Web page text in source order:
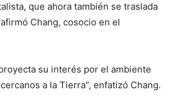
que ahora también se traslada
Chang, cosocio en el
su interés por el ambiente
a la Tierra”, enfatizó Chang.